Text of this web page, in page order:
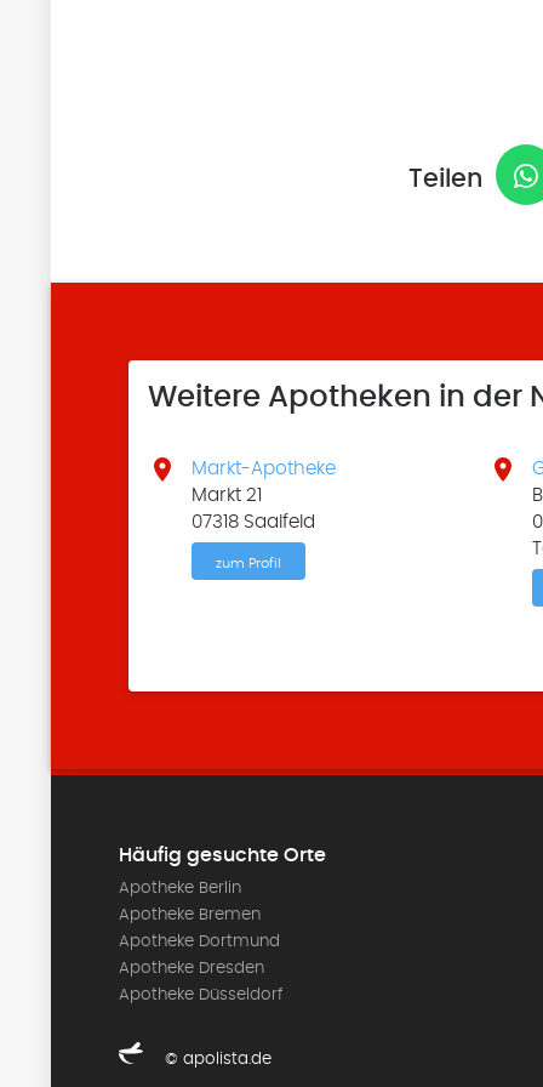
Teilen
Weitere Apotheken in der

Markt-Apotheke
Markt 21
07318 Saalfeld
zum Profil

Häufig gesuchte Orte
Apotheke Berlin
Apotheke Bremen
Apotheke Dortmund
Apotheke Dresden
Apotheke Düsseldorf
© apolista.de